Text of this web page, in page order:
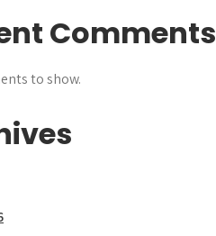
Comments
to show.